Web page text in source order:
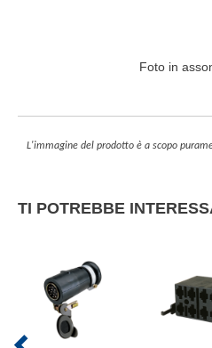
Foto in
L'immagine del prodotto è a scopo
TI POTREBBE